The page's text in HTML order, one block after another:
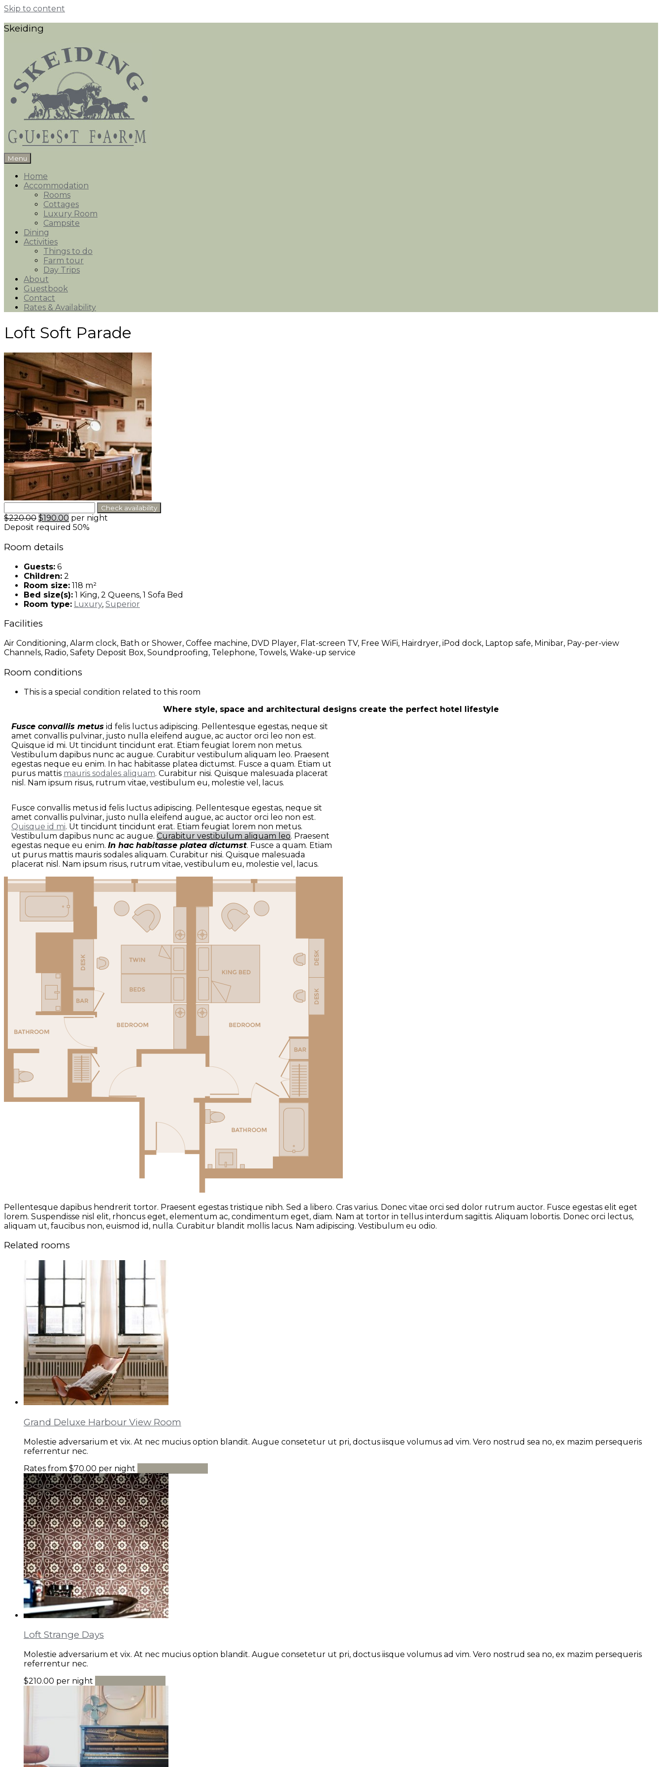
Skip to content
Skeiding
Menu
Home
Accommodation
Rooms
Cottages
Luxury Room
Campsite
Dining
Activities
Things to do
Farm tour
Day Trips
About
Guestbook
Contact
Rates & Availability
Loft Soft Parade
$220.00 $190.00 per night
Deposit required 50%
Room details
Guests: 6
Children: 2
Room size: 118 m²
Bed size(s): 1 King, 2 Queens, 1 Sofa Bed
Room type: Luxury, Superior
Facilities
Air Conditioning, Alarm clock, Bath or Shower, Coffee machine, DVD Player, Flat-screen TV, Free WiFi, Hairdryer, iPod dock, Laptop safe, Minibar, Pay-per-view
Channels, Radio, Safety Deposit Box, Soundproofing, Telephone, Towels, Wake-up service
Room conditions
This is a special condition related to this room
Where style, space and architectural designs create the perfect hotel lifestyle
Fusce convallis metus id felis luctus adipiscing. Pellentesque egestas, neque sit
amet convallis pulvinar, justo nulla eleifend augue, ac auctor orci leo non est.
Quisque id mi. Ut tincidunt tincidunt erat. Etiam feugiat lorem non metus.
Vestibulum dapibus nunc ac augue. Curabitur vestibulum aliquam leo. Praesent
egestas neque eu enim. In hac habitasse platea dictumst. Fusce a quam. Etiam ut
purus mattis mauris sodales aliquam. Curabitur nisi. Quisque malesuada placerat
nisl. Nam ipsum risus, rutrum vitae, vestibulum eu, molestie vel, lacus.
Fusce convallis metus id felis luctus adipiscing. Pellentesque egestas, neque sit
amet convallis pulvinar, justo nulla eleifend augue, ac auctor orci leo non est.
Quisque id mi. Ut tincidunt tincidunt erat. Etiam feugiat lorem non metus.
Vestibulum dapibus nunc ac augue. Curabitur vestibulum aliquam leo. Praesent
egestas neque eu enim. In hac habitasse platea dictumst. Fusce a quam. Etiam
ut purus mattis mauris sodales aliquam. Curabitur nisi. Quisque malesuada
placerat nisl. Nam ipsum risus, rutrum vitae, vestibulum eu, molestie vel, lacus.
Pellentesque dapibus hendrerit tortor. Praesent egestas tristique nibh. Sed a libero. Cras varius. Donec vitae orci sed dolor rutrum auctor. Fusce egestas elit eget
lorem. Suspendisse nisl elit, rhoncus eget, elementum ac, condimentum eget, diam. Nam at tortor in tellus interdum sagittis. Aliquam lobortis. Donec orci lectus,
aliquam ut, faucibus non, euismod id, nulla. Curabitur blandit mollis lacus. Nam adipiscing. Vestibulum eu odio.
Related rooms
Grand Deluxe Harbour View Room
Molestie adversarium et vix. At nec mucius option blandit. Augue consetetur ut pri, doctus iisque volumus ad vim. Vero nostrud sea no, ex mazim persequeris
referrentur nec.
Rates from $70.00 per night
Loft Strange Days
Molestie adversarium et vix. At nec mucius option blandit. Augue consetetur ut pri, doctus iisque volumus ad vim. Vero nostrud sea no, ex mazim persequeris
referrentur nec.
$210.00 per night